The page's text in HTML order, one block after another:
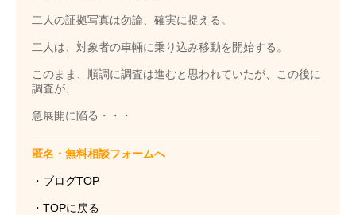
二人の証拠写真は勿論、確実に捉える。
二人は、対象者の車輛に乗り込み移動を開始する。
このまま、順調に調査は進むと思われていたが、この後に
調査が、
急展開に陥る・・・
匿名・無料相談フォームへ
・ブログTOP
・TOPに戻る